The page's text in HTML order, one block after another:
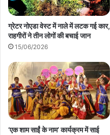
ग्रेटर नोएडा वेस्ट में नाले में लटक गई कार,
राहगीरों ने तीन लोगों की बचाई जान
15/06/2026
‘एक शाम साईं के नाम’ कार्यक्रम में साई